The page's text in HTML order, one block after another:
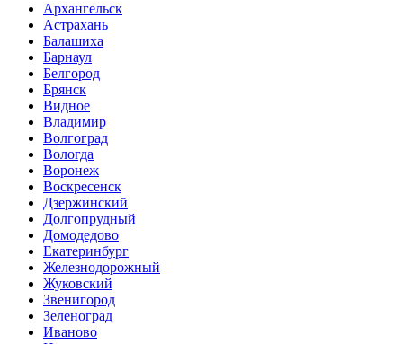
Архангельск
Астрахань
Балашиха
Барнаул
Белгород
Брянск
Видное
Владимир
Волгоград
Вологда
Воронеж
Воскресенск
Дзержинский
Долгопрудный
Домодедово
Екатеринбург
Железнодорожный
Жуковский
Звенигород
Зеленоград
Иваново